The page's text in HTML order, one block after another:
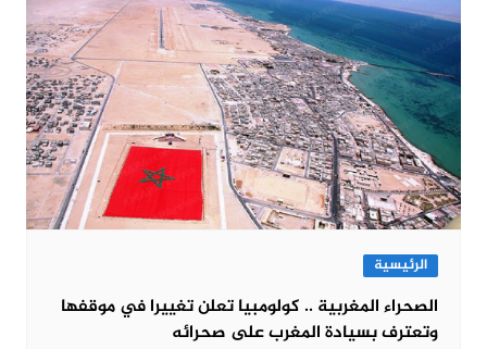
الرئيسية
الصحراء المغربية .. كولومبيا تعلن تغييرا في موقفها
وتعترف بسيادة المغرب على صحرائه